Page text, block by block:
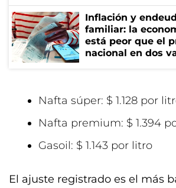
Inflación y
familiar: la
está peor que el
nacional en dos
Nafta súper: $ 1.128 por
Nafta premium: $ 1.394
Gasoil: $ 1.143 por litro
El ajuste registrado es el más